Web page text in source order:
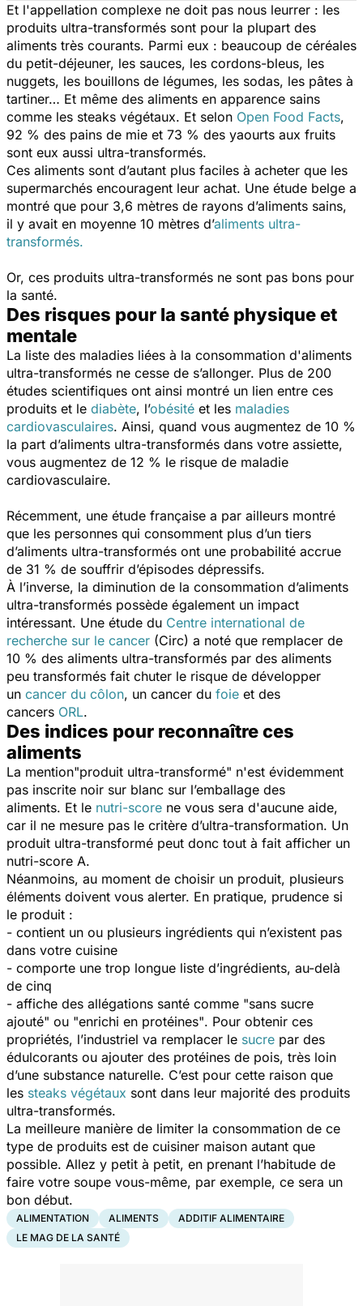
Et l'appellation complexe ne doit pas nous leurrer : les
produits ultra-transformés sont pour la plupart des
aliments très courants. Parmi eux : beaucoup de céréales
du petit-déjeuner, les sauces, les cordons-bleus, les
nuggets, les bouillons de légumes, les sodas, les pâtes à
tartiner… Et même des aliments en apparence sains
comme les steaks végétaux. Et selon Open Food Facts,
92 % des pains de mie et 73 % des yaourts aux fruits
sont eux aussi ultra-transformés.
Ces aliments sont d’autant plus faciles à acheter que les
supermarchés encouragent leur achat. Une étude belge a
montré que pour 3,6 mètres de rayons d’aliments sains,
il y avait en moyenne 10 mètres d’aliments ultra-
transformés.
Or, ces produits ultra-transformés ne sont pas bons pour
la santé.
Des risques pour la santé physique et
mentale
La liste des maladies liées à la consommation d'aliments
ultra-transformés ne cesse de s’allonger. Plus de 200
études scientifiques ont ainsi montré un lien entre ces
produits et le diabète, l’obésité et les maladies
cardiovasculaires. Ainsi, quand vous augmentez de 10 %
la part d’aliments ultra-transformés dans votre assiette,
vous augmentez de 12 % le risque de maladie
cardiovasculaire.
Récemment, une étude française a par ailleurs montré
que les personnes qui consomment plus d’un tiers
d’aliments ultra-transformés ont une probabilité accrue
de 31 % de souffrir d’épisodes dépressifs.
À l’inverse, la diminution de la consommation d’aliments
ultra-transformés possède également un impact
intéressant. Une étude du Centre international de
recherche sur le cancer (Circ) a noté que remplacer de
10 % des aliments ultra-transformés par des aliments
peu transformés fait chuter le risque de développer
un cancer du côlon, un cancer du foie et des
cancers ORL.
Des indices pour reconnaître ces
aliments
La mention"produit ultra-transformé" n'est évidemment
pas inscrite noir sur blanc sur l’emballage des
aliments. Et le nutri-score ne vous sera d'aucune aide,
car il ne mesure pas le critère d’ultra-transformation. Un
produit ultra-transformé peut donc tout à fait afficher un
nutri-score A.
Néanmoins, au moment de choisir un produit, plusieurs
éléments doivent vous alerter. En pratique, prudence si
le produit :
- contient un ou plusieurs ingrédients qui n’existent pas
dans votre cuisine
- comporte une trop longue liste d’ingrédients, au-delà
de cinq
- affiche des allégations santé comme "sans sucre
ajouté" ou "enrichi en protéines". Pour obtenir ces
propriétés, l’industriel va remplacer le sucre par des
édulcorants ou ajouter des protéines de pois, très loin
d’une substance naturelle. C’est pour cette raison que
les steaks végétaux sont dans leur majorité des produits
ultra-transformés.
La meilleure manière de limiter la consommation de ce
type de produits est de cuisiner maison autant que
possible. Allez y petit à petit, en prenant l’habitude de
faire votre soupe vous-même, par exemple, ce sera un
bon début.
ALIMENTATION ALIMENTS
ADDITIF ALIMENTAIRE
LE MAG DE LA SANTÉ